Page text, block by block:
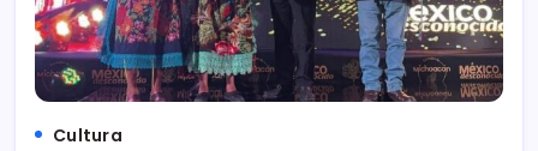
Cultura